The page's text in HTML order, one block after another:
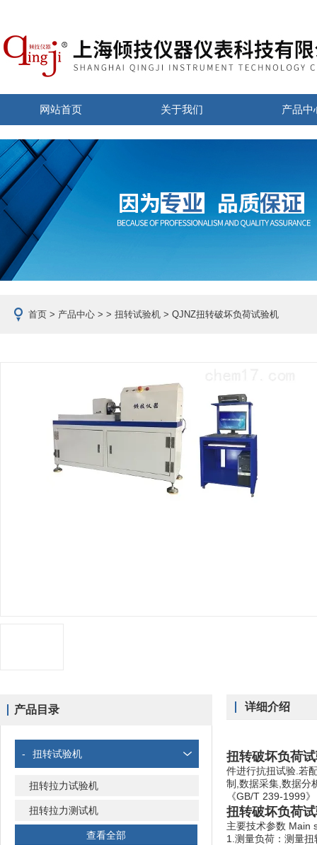
网站首页 关于我们 产品中
首页 > 产品中心 > > 扭转试验机 > QJNZ扭转破坏负荷试验机
产品目录
- 扭转试验机
扭转拉力试验机
扭转拉力测试机
查看全部
详细介绍
扭转破坏负荷
件进行抗扭试验.若
制,数据采集,数据分
《GB/T 239-1999》
扭转破坏负荷
主要技术参数 Main
1.测量负荷：测量